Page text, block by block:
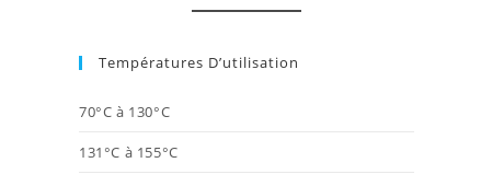
Températures D’utilisation
70°C à 130°C
131°C à 155°C